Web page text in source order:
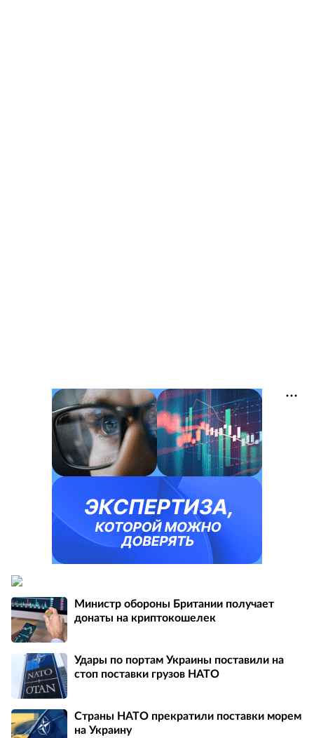
Министр обороны Британии получает
донаты на криптокошелек
Удары по портам Украины поставили на
стоп поставки грузов НАТО
Страны НАТО прекратили поставки морем
на Украину